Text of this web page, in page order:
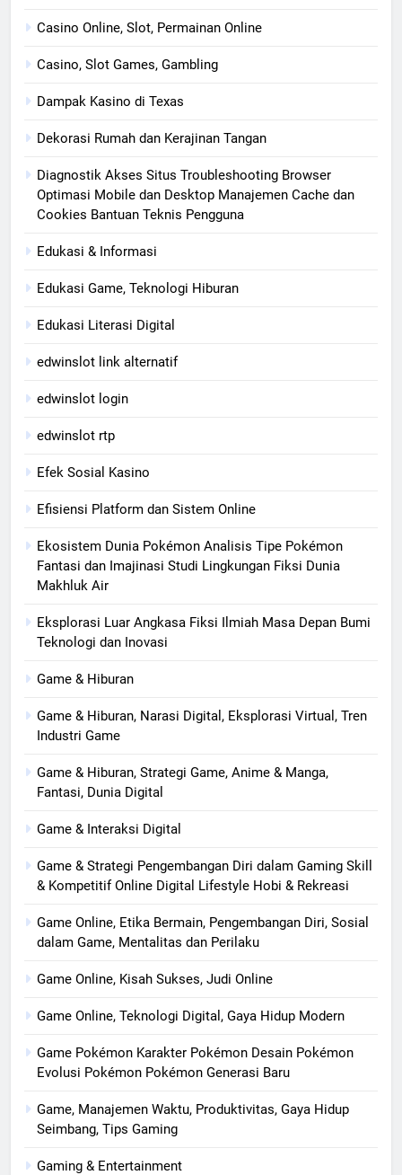
Casino Online, Slot, Permainan Online
Casino, Slot Games, Gambling
Dampak Kasino di Texas
Dekorasi Rumah dan Kerajinan Tangan
Diagnostik Akses Situs Troubleshooting Browser
Optimasi Mobile dan Desktop Manajemen Cache dan
Cookies Bantuan Teknis Pengguna
Edukasi & Informasi
Edukasi Game, Teknologi Hiburan
Edukasi Literasi Digital
edwinslot link alternatif
edwinslot login
edwinslot rtp
Efek Sosial Kasino
Efisiensi Platform dan Sistem Online
Ekosistem Dunia Pokémon Analisis Tipe Pokémon
Fantasi dan Imajinasi Studi Lingkungan Fiksi Dunia
Makhluk Air
Eksplorasi Luar Angkasa Fiksi Ilmiah Masa Depan Bumi
Teknologi dan Inovasi
Game & Hiburan
Game & Hiburan, Narasi Digital, Eksplorasi Virtual, Tren
Industri Game
Game & Hiburan, Strategi Game, Anime & Manga,
Fantasi, Dunia Digital
Game & Interaksi Digital
Game & Strategi Pengembangan Diri dalam Gaming Skill
& Kompetitif Online Digital Lifestyle Hobi & Rekreasi
Game Online, Etika Bermain, Pengembangan Diri, Sosial
dalam Game, Mentalitas dan Perilaku
Game Online, Kisah Sukses, Judi Online
Game Online, Teknologi Digital, Gaya Hidup Modern
Game Pokémon Karakter Pokémon Desain Pokémon
Evolusi Pokémon Pokémon Generasi Baru
Game, Manajemen Waktu, Produktivitas, Gaya Hidup
Seimbang, Tips Gaming
Gaming & Entertainment